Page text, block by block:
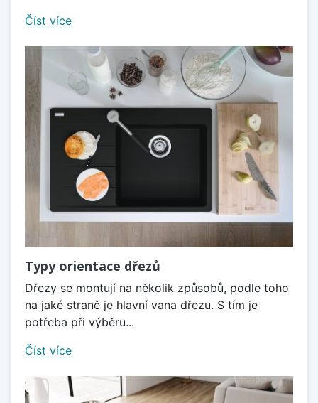
Číst více
Typy orientace dřezů
Dřezy se montují na několik způsobů, podle toho
na jaké straně je hlavní vana dřezu. S tím je
potřeba při výběru...
Číst více